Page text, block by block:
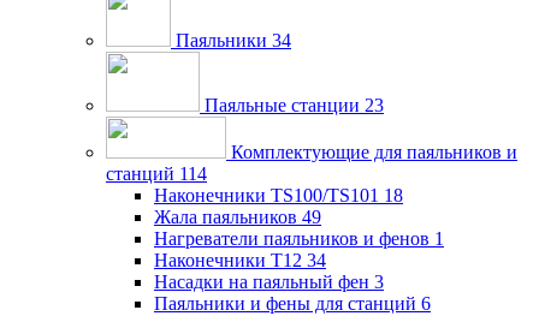
Паяльники 34
Паяльные станции 23
Комплектующие для паяльников и
станций 114
Наконечники TS100/TS101 18
Жала паяльников 49
Нагреватели паяльников и фенов 1
Наконечники T12 34
Насадки на паяльный фен 3
Паяльники и фены для станций 6